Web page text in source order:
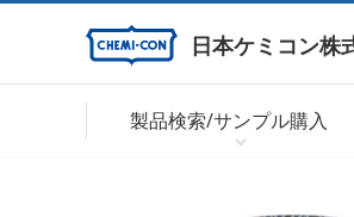
日本ケミコン株
製品検索/サンプル購入